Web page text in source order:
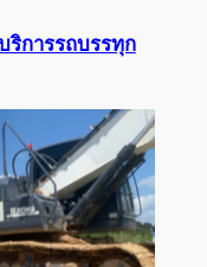
ริการรถบรรทุก